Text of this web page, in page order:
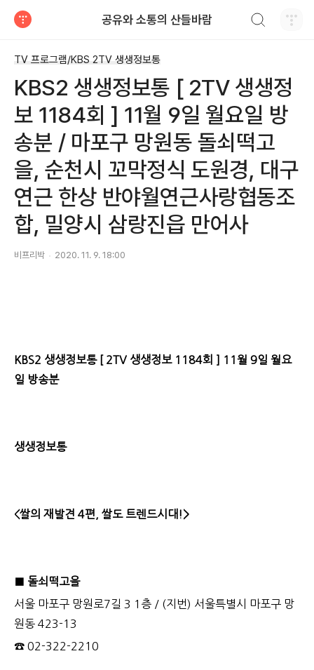
공유와 소통의 산들바람
TV 프로그램/KBS 2TV 생생정보통
KBS2 생생정보통 [ 2TV 생생정
보 1184회 ] 11월 9일 월요일 방
송분 / 마포구 망원동 돌쇠떡고
을, 순천시 꼬막정식 도원경, 대구
연근 한상 반야월연근사랑협동조
합, 밀양시 삼랑진읍 만어사
비프리박 2020. 11. 9. 18:00
KBS2 생생정보통 [ 2TV 생생정보 1184회 ] 11월 9일 월요
일 방송분
생생정보통
<쌀의 재발견 4편, 쌀도 트렌드시대!>
■ 돌쇠떡고을
서울 마포구 망원로7길 3 1층 / (지번) 서울특별시 마포구 망
원동 423-13
☎ 02-322-2210